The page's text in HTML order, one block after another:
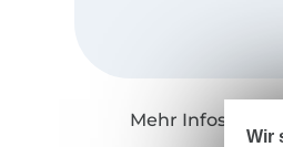
Mehr Infos zu
Wir